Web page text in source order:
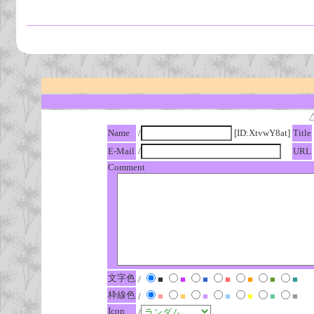
Name
/ [ID:XtvwY8at] Title
E-Mail / URL
Comment
文字色 / ■ ■ ■ ■ ■ ■
■
枠線色 / ■ ■ ■ ■ ■ ■
■
Icon